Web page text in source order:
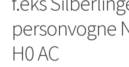
personvogne
H0 AC